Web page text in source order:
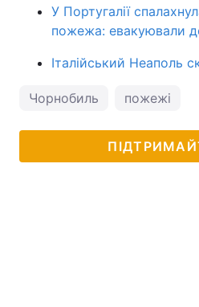
У Португалії
пожежа: евакуювали
Італійський Неаполь
Чорнобиль пожежі